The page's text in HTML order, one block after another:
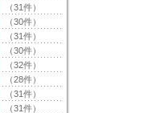
（31件）
（30件）
（31件）
（30件）
（32件）
（28件）
（31件）
（31件）